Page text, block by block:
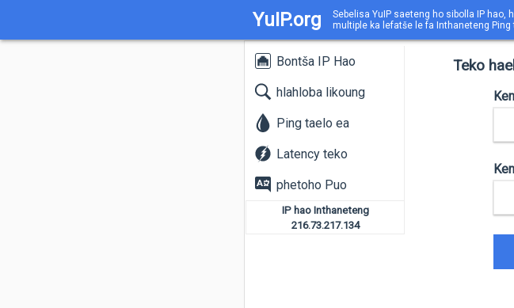
YuIP.org
Sebelisa YuIP saeteng ho sibolla IP hao,
multiple ka lefatše le fa Inthaneteng Ping
Bontša IP Hao
hlahloba likoung
Ping taelo ea
Latency teko
phetoho Puo
IP hao Inthaneteng
216.73.217.134
Teko